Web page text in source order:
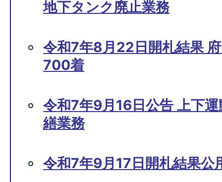
地下タンク廃止業務
令和7年8月22日開札結果
700着
令和7年9月16日公告 上下
繕業務
令和7年9月17日開札結果公